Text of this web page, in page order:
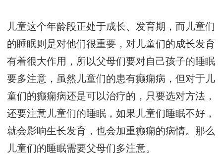
儿童这个年龄段正处于成长、发育期，而儿童们
的睡眠则是对他们很重要，对儿童们的成长发育
有着很大作用，所以父母们要对自己孩子的睡眠
要多注意，虽然儿童们的患有癫痫病，但对于儿
童们的癫痫病还是可以治疗的，只要选对方法，
还要注意儿童们的睡眠，如果儿童们睡眠不好，
就会影响生长发育，也会加重癫痫的病情。那么
儿童们的睡眠需要父母们多注意。